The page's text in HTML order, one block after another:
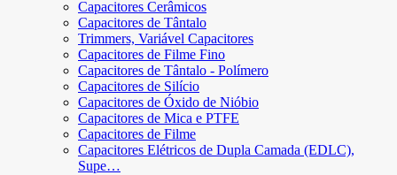
Capacitores Cerâmicos
Capacitores de Tântalo
Trimmers, Variável Capacitores
Capacitores de Filme Fino
Capacitores de Tântalo - Polímero
Capacitores de Silício
Capacitores de Óxido de Nióbio
Capacitores de Mica e PTFE
Capacitores de Filme
Capacitores Elétricos de Dupla Camada (EDLC),
Supe…